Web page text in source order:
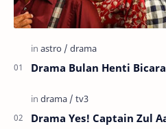
Drama Bulan Henti Bicara
Drama Yes! Captain Zul